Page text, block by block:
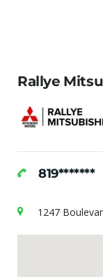
Rallye
819*******
1247